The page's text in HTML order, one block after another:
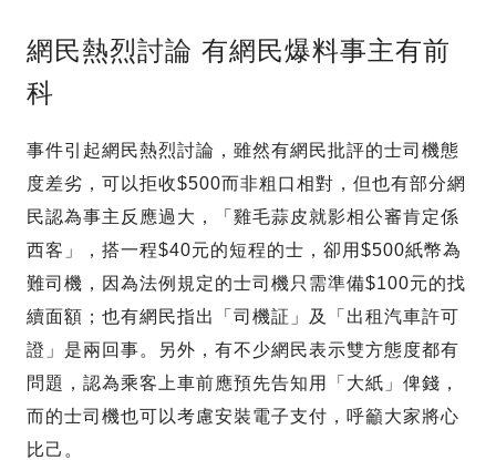
網民熱烈討論 有網民爆料事主有前
科
事件引起網民熱烈討論，雖然有網民批評的士司機態
度差劣，可以拒收$500而非粗口相對，但也有部分網
民認為事主反應過大，「雞毛蒜皮就影相公審肯定係
西客」，搭一程$40元的短程的士，卻用$500紙幣為
難司機，因為法例規定的士司機只需準備$100元的找
續面額；也有網民指出「司機証」及「出租汽車許可
證」是兩回事。另外，有不少網民表示雙方態度都有
問題，認為乘客上車前應預先告知用「大紙」俾錢，
而的士司機也可以考慮安裝電子支付，呼籲大家將心
比己。